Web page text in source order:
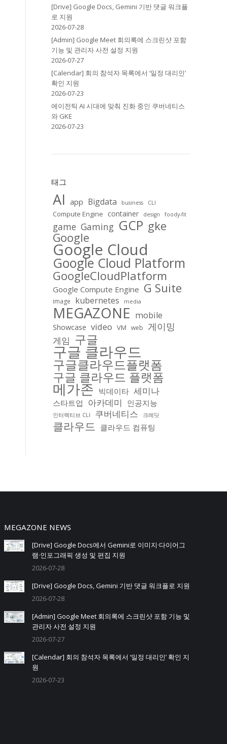
[Drive] Google Docs, Gemini 기반 댓글 워크플
로 지원
2026-07-28
[Admin] Google Meet 회의록에 스크린샷 포함
기능 및 관리자 사전 설정 지원
2026-07-27
[Calendar] 회의 참석자 목록에서 ‘일정 대리인’
확인 지원
2026-07-23
에이전틱 AI 시대에 맞춰 진화 중인 쿠버네티스
와 GKE
2026-07-23
태그
AI app Bigdata business CLI
Compute Engine container design foody-fit
game Gaming GCP gke
Google
Google Cloud
Google Cloud Platform
GoogleCloudPlatform
Google Compute Engine G Suite
image kubernetes media
MEGAZONE mobile
Showcase video VM web
게이밍
게임 구글
구글 클라우드
구글클라우드플랫폼
구글 클라우드 플랫폼
메가존 빅데이타 세미나
스타트업 아카데미 인공지능
인터랙티브 CLI 쿠버네티스 크레딧
클라우드 클라우드 컴퓨팅
MEGAZONE NEWS
[Drive] Google Docs에서 Gemini로 이미지·다이어그
램·인포그래픽 생성 및 편집 지원
2026-07-28
[Drive] Google Docs, Gemini 기반 댓글 워크플로 지원
2026-07-28
[Admin] Google Meet 회의록에 스크린샷 포함 기능 및
관리자 사전 설정 지원
2026-07-27
[Calendar] 회의 참석자 목록에서 ‘일정 대리인’ 확인 지
원
2026-07-23